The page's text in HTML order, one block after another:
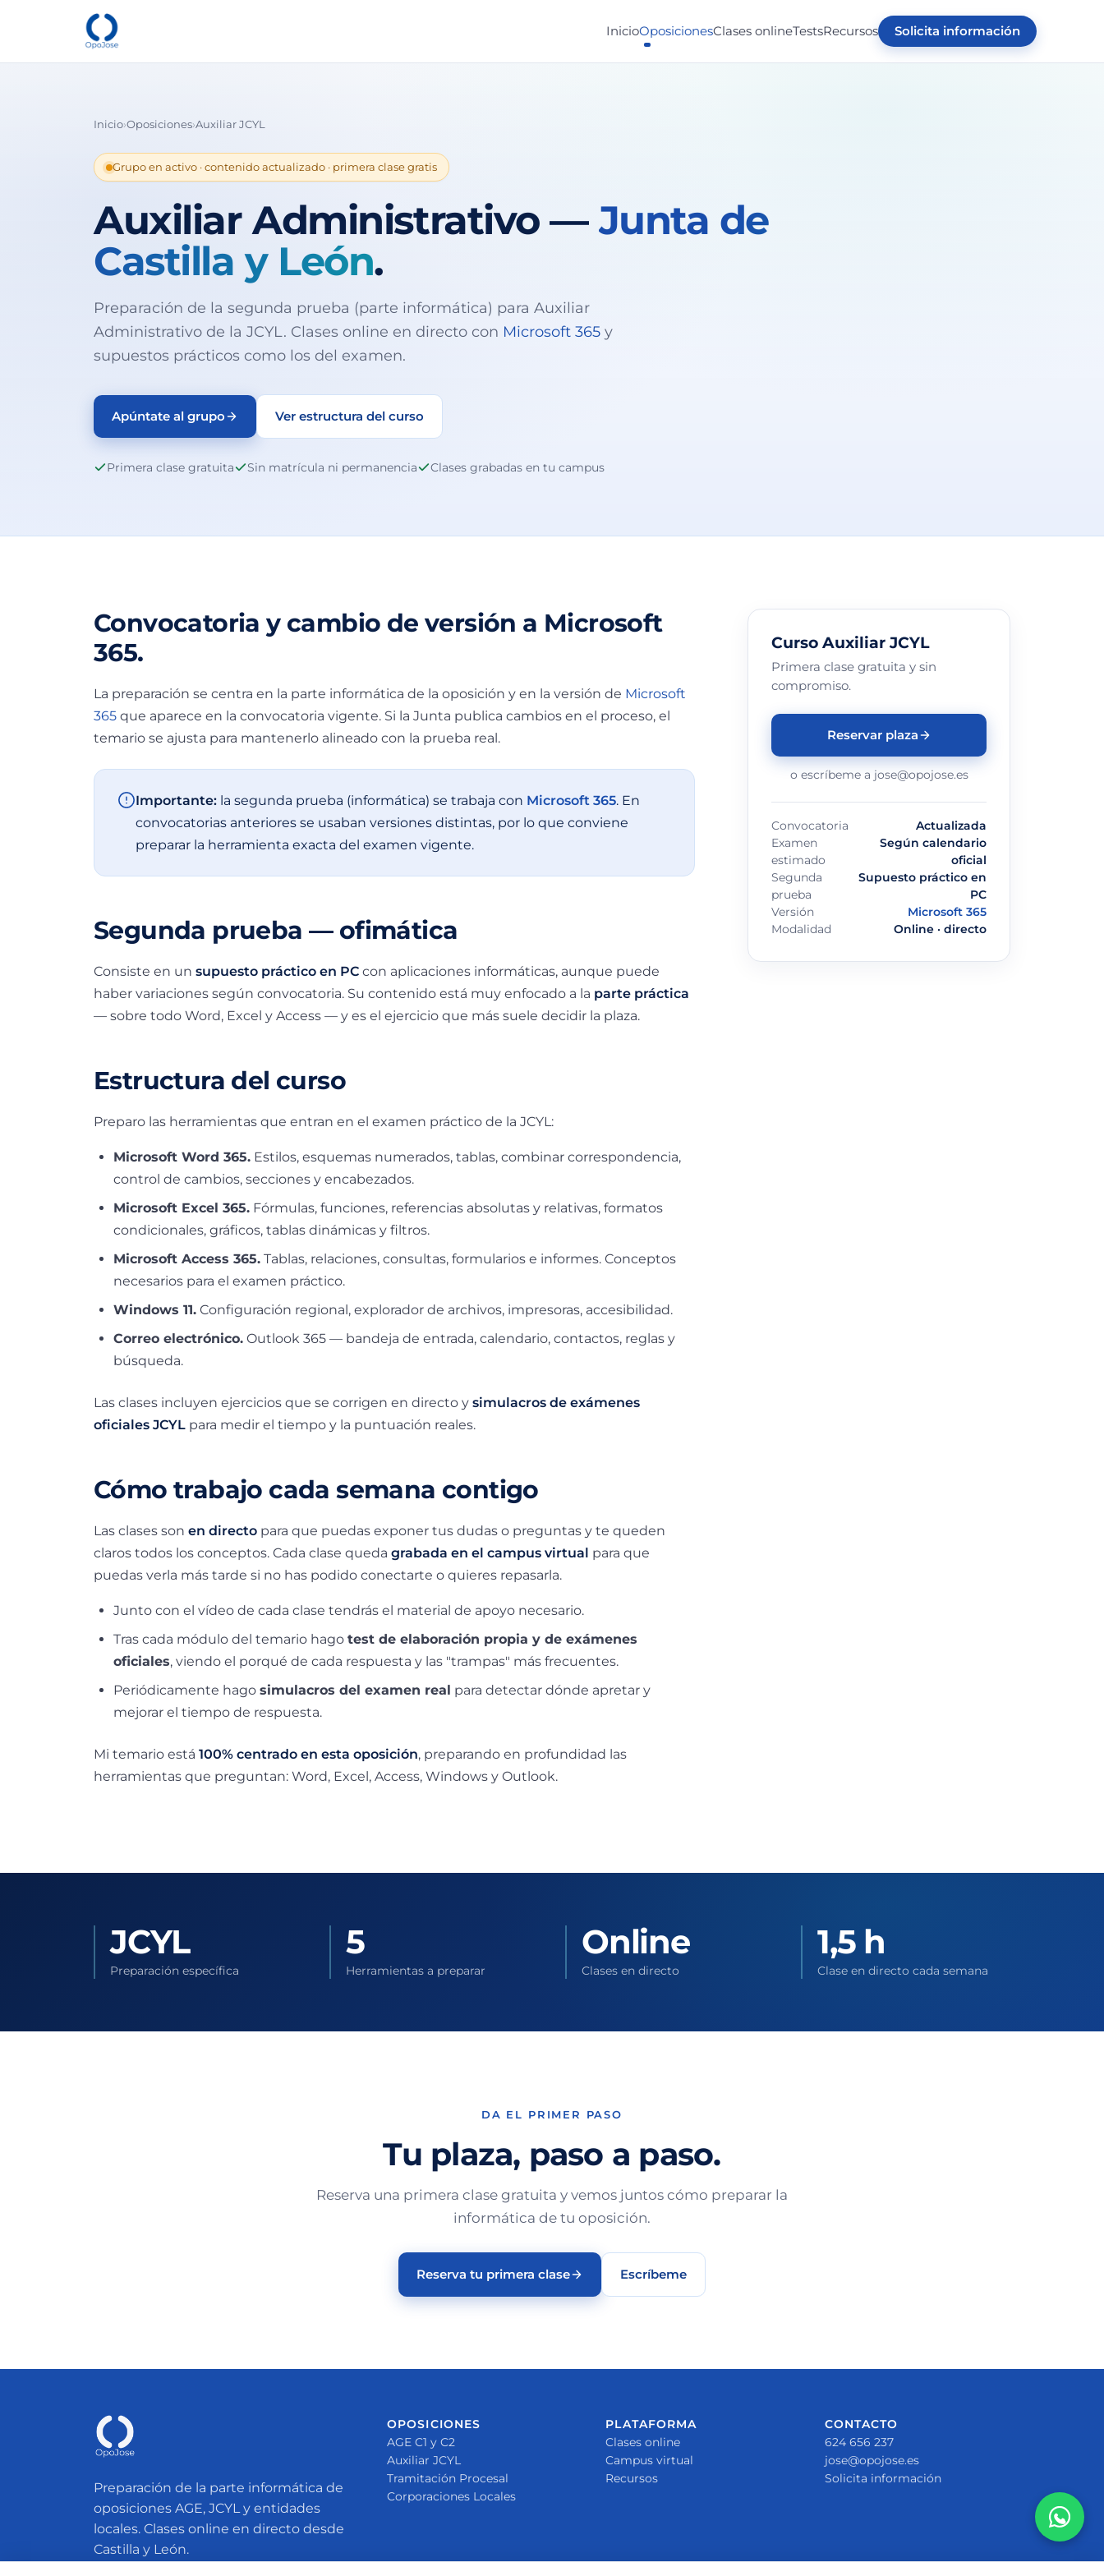
InicioOposicionesClases onlineTestsRecursos Solicita información
Inicio›Oposiciones›Auxiliar JCYL
Grupo en activo · contenido actualizado · primera clase gratis
Auxiliar Administrativo — Junta de
Castilla y León.
Preparación de la segunda prueba (parte informática) para Auxiliar
Administrativo de la JCYL. Clases online en directo con Microsoft 365 y
supuestos prácticos como los del examen.
Apúntate al grupo Ver estructura del curso
Primera clase gratuita Sin matrícula ni permanencia Clases grabadas en tu campus
Convocatoria y cambio de versión a Microsoft
365.
La preparación se centra en la parte informática de la oposición y en la versión de Microsoft
365 que aparece en la convocatoria vigente. Si la Junta publica cambios en el proceso, el
temario se ajusta para mantenerlo alineado con la prueba real.
Importante: la segunda prueba (informática) se trabaja con Microsoft 365. En
convocatorias anteriores se usaban versiones distintas, por lo que conviene
preparar la herramienta exacta del examen vigente.
Segunda prueba — ofimática
Consiste en un supuesto práctico en PC con aplicaciones informáticas, aunque puede
haber variaciones según convocatoria. Su contenido está muy enfocado a la parte práctica
— sobre todo Word, Excel y Access — y es el ejercicio que más suele decidir la plaza.
Estructura del curso
Preparo las herramientas que entran en el examen práctico de la JCYL:
Microsoft Word 365. Estilos, esquemas numerados, tablas, combinar correspondencia,
control de cambios, secciones y encabezados.
Microsoft Excel 365. Fórmulas, funciones, referencias absolutas y relativas, formatos
condicionales, gráficos, tablas dinámicas y filtros.
Microsoft Access 365. Tablas, relaciones, consultas, formularios e informes. Conceptos
necesarios para el examen práctico.
Windows 11. Configuración regional, explorador de archivos, impresoras, accesibilidad.
Correo electrónico. Outlook 365 — bandeja de entrada, calendario, contactos, reglas y
búsqueda.
Las clases incluyen ejercicios que se corrigen en directo y simulacros de exámenes
oficiales JCYL para medir el tiempo y la puntuación reales.
Cómo trabajo cada semana contigo
Las clases son en directo para que puedas exponer tus dudas o preguntas y te queden
claros todos los conceptos. Cada clase queda grabada en el campus virtual para que
puedas verla más tarde si no has podido conectarte o quieres repasarla.
Junto con el vídeo de cada clase tendrás el material de apoyo necesario.
Tras cada módulo del temario hago test de elaboración propia y de exámenes
oficiales, viendo el porqué de cada respuesta y las "trampas" más frecuentes.
Periódicamente hago simulacros del examen real para detectar dónde apretar y
mejorar el tiempo de respuesta.
Mi temario está 100% centrado en esta oposición, preparando en profundidad las
herramientas que preguntan: Word, Excel, Access, Windows y Outlook.
Curso Auxiliar JCYL
Primera clase gratuita y sin
compromiso.
Reservar plaza
o escríbeme a jose@opojose.es
Convocatoria
Actualizada
Examen
estimado
Según calendario
oficial
Segunda
prueba
Supuesto práctico en
PC
Versión
Microsoft 365
Modalidad
Online · directo
JCYL
Preparación específica
5
Herramientas a preparar
Online
Clases en directo
1,5 h
Clase en directo cada semana
DA EL PRIMER PASO
Tu plaza, paso a paso.
Reserva una primera clase gratuita y vemos juntos cómo preparar la
informática de tu oposición.
Reserva tu primera clase Escríbeme
Preparación de la parte informática de
oposiciones AGE, JCYL y entidades
locales. Clases online en directo desde
Castilla y León.
OPOSICIONES
AGE C1 y C2
Auxiliar JCYL
Tramitación Procesal
Corporaciones Locales
PLATAFORMA
Clases online
Campus virtual
Recursos
CONTACTO
624 656 237
jose@opojose.es
Solicita información